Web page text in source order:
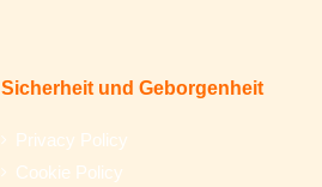
Sicherheit und Geborgenheit
Privacy Policy
Cookie Policy